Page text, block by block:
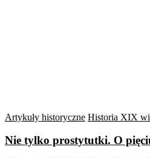
Artykuły historyczne Historia XIX
Nie tylko prostytutki. O